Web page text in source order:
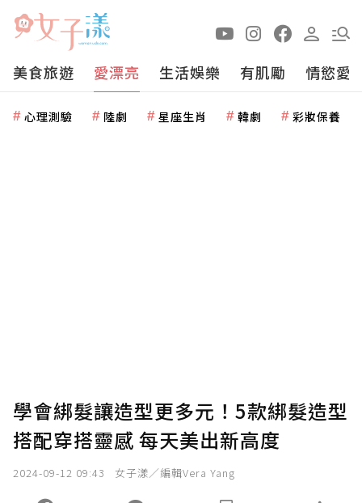
美食旅遊 愛漂亮 生活娛樂 有肌勵 情慾愛
心理測驗 陸劇 星座生肖 韓劇 彩妝保養
學會綁髮讓造型更多元！5款綁髮造型
搭配穿搭靈感 每天美出新高度
2024-09-12 09:43 女子漾／編輯Vera Yang